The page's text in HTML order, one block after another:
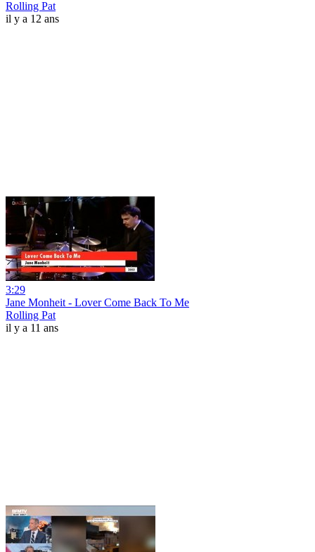
Rolling Pat
il y a 12 ans
3:29
Jane Monheit - Lover Come Back To Me
Rolling Pat
il y a 11 ans